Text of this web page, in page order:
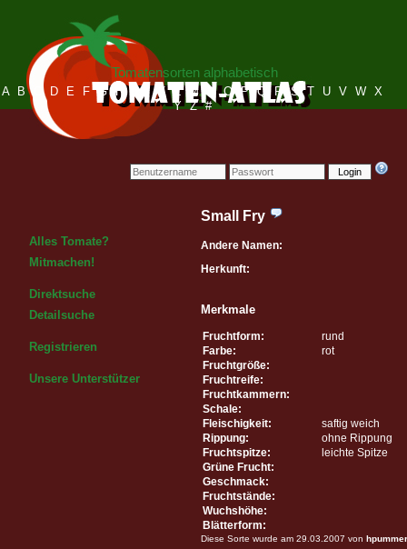
Login
Tomatensorten alphabetisch
A B C D E F G H I J K L M N O P Q R S T U V W X
Y Z #
Alles Tomate?
Mitmachen!
Direktsuche
Detailsuche
Registrieren
Unsere Unterstützer
Small Fry
Andere Namen:
Herkunft:
Merkmale
Fruchtform:
rund
Farbe:
rot
Fruchtgröße:
Fruchtreife:
Fruchtkammern:
Schale:
Fleischigkeit:
saftig weich
Rippung:
ohne Rippung
Fruchtspitze:
leichte Spitze
Grüne Frucht:
Geschmack:
Fruchtstände:
Wuchshöhe:
Blätterform:
Diese Sorte wurde am 29.03.2007 von hpummer